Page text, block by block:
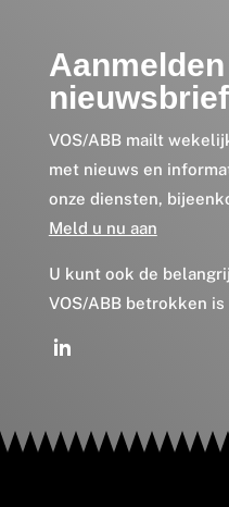
nieuwsbrief
VOS/ABB mailt
met nieuws en
onze diensten,
Meld u nu aan
U kunt ook de
VOS/ABB betrokken